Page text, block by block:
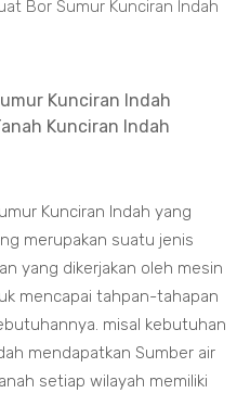
Bor Sumur Kunciran Indah
Kunciran Indah
Kunciran Indah
Kunciran Indah yang
merupakan suatu jenis
yang dikerjakan oleh mesin
mencapai tahpan-tahapan
misal kebutuhan
mendapatkan Sumber air
setiap wilayah memiliki